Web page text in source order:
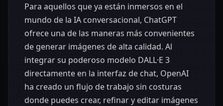
Para aquellos que ya están inmersos en el
mundo de la IA conversacional, ChatGPT
ofrece una de las maneras más convenientes
de generar imágenes de alta calidad. Al
integrar su poderoso modelo DALL·E 3
directamente en la interfaz de chat, OpenAI
ha creado un flujo de trabajo sin costuras
donde puedes crear, refinar y editar imágenes